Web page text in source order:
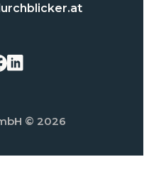
© 2026